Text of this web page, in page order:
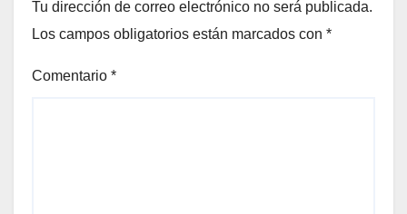
Tu dirección de correo electrónico no será publicada.
Los campos obligatorios están marcados con *
Comentario *